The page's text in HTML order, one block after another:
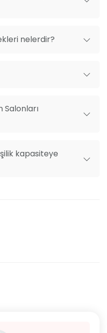
nelerdir?
Salonları
kapasiteye